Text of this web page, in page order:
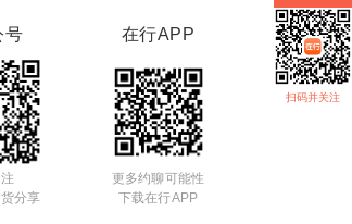
扫码并关注
号
分享
在行APP
更多约聊可能性
下载在行APP